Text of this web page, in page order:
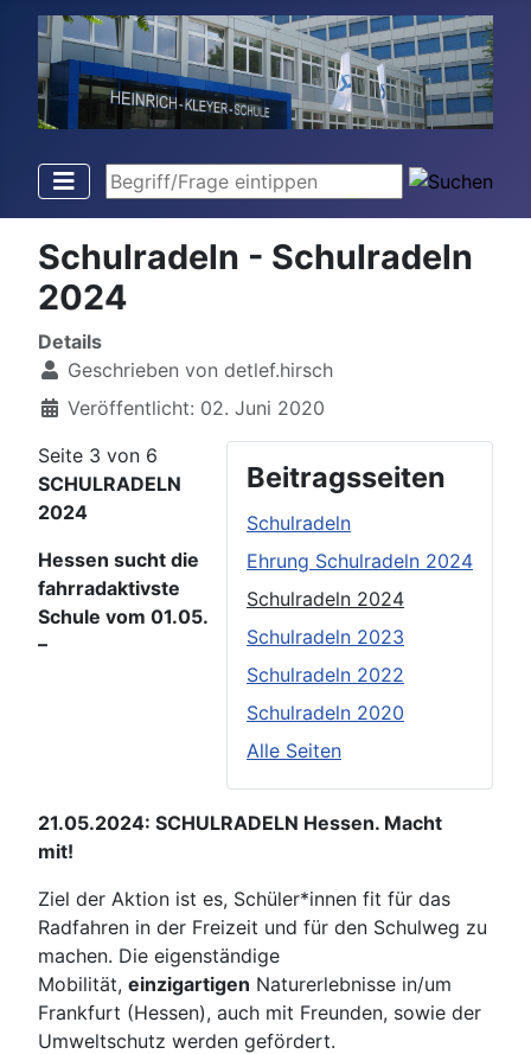
Begriff/Frage eintippen
Schulradeln - Schulradeln
2024
Details
Geschrieben von detlef.hirsch
Veröffentlicht: 02. Juni 2020
Beitragsseiten
Schulradeln
Ehrung Schulradeln 2024
Schulradeln 2024
Schulradeln 2023
Schulradeln 2022
Schulradeln 2020
Alle Seiten
Seite 3 von 6
SCHULRADELN
2024
Hessen sucht die
fahrradaktivste
Schule vom 01.05.
–
21.05.2024: SCHULRADELN Hessen. Macht
mit!
Ziel der Aktion ist es, Schüler*innen fit für das
Radfahren in der Freizeit und für den Schulweg zu
machen. Die eigenständige
Mobilität, einzigartigen Naturerlebnisse in/um
Frankfurt (Hessen), auch mit Freunden, sowie der
Umweltschutz werden gefördert.